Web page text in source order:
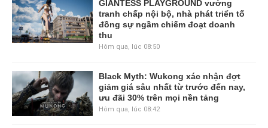
GIANTESS PLAYGROUND vướng
tranh chấp nội bộ, nhà phát triển tố
đồng sự ngầm chiếm đoạt doanh
thu
Hôm qua, lúc 08:50
Black Myth: Wukong xác nhận đợt
giảm giá sâu nhất từ trước đến nay,
ưu đãi 30% trên mọi nền tảng
Hôm qua, lúc 08:42